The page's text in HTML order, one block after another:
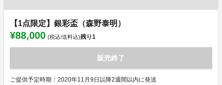
【1点限定】銀彩盃（森野泰明）
¥88,000 (税込/送料込)残り1
販売終了
ご提供予定時期：2020年11月9日以降2週間以内に発送